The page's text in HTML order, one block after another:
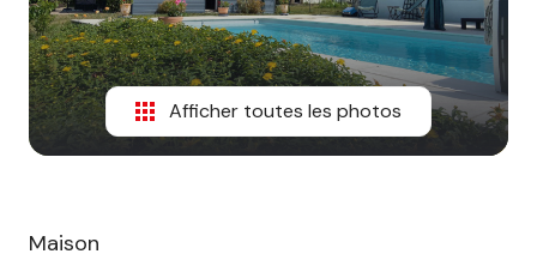
Afficher toutes les photos
Maison